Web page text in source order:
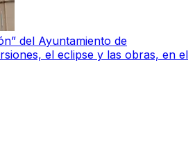
del Ayuntamiento de
el eclipse y las obras, en el